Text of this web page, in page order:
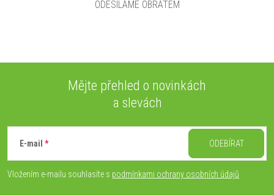
ODESÍLÁME OBRATEM
p
Mějte přehled o novinkách
a slevách
E-mail
Vložením e-mailu souhlasíte s podmínkami ochrany osobních údajů
ODEBÍRAT